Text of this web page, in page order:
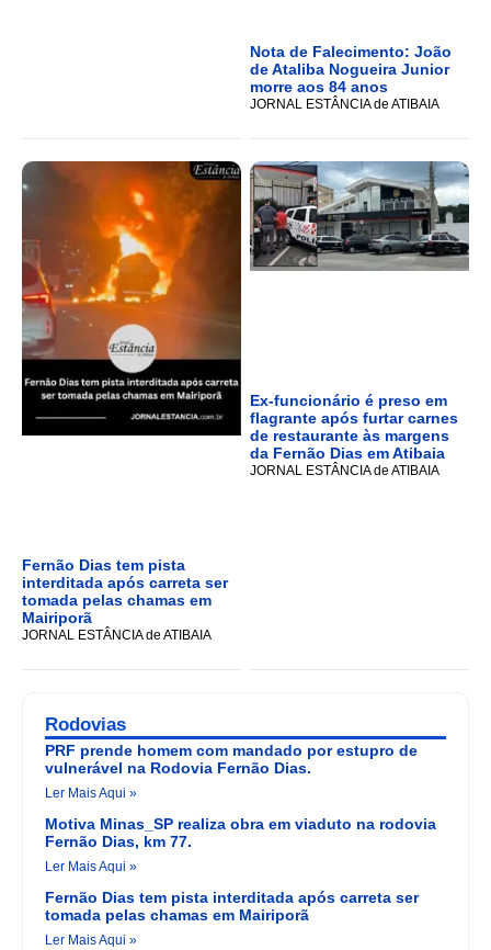
Nota de Falecimento: João
de Ataliba Nogueira Junior
morre aos 84 anos
JORNAL ESTÂNCIA de ATIBAIA
Fernão Dias tem pista
interditada após carreta ser
tomada pelas chamas em
Mairiporã
JORNAL ESTÂNCIA de ATIBAIA
Ex-funcionário é preso em
flagrante após furtar carnes
de restaurante às margens
da Fernão Dias em Atibaia
JORNAL ESTÂNCIA de ATIBAIA
Rodovias
PRF prende homem com mandado por estupro de
vulnerável na Rodovia Fernão Dias.
Ler Mais Aqui »
Motiva Minas_SP realiza obra em viaduto na rodovia
Fernão Dias, km 77.
Ler Mais Aqui »
Fernão Dias tem pista interditada após carreta ser
tomada pelas chamas em Mairiporã
Ler Mais Aqui »